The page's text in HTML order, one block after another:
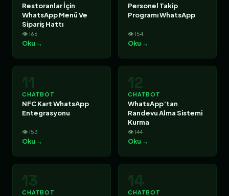
Restoranlar İçin
WhatsApp Menü Ve
Sipariş Hattı
👁 166
Oku →
Personel Takip
Programı WhatsApp
👁 154
Oku →
11
CHATBOT
NFC Kart WhatsApp
Entegrasyonu
👁 153
Oku →
12
CHATBOT
WhatsApp’tan
Randevu Alma Sistemi
Kurma
👁 144
Oku →
13
CHATBOT
14
CHATBOT